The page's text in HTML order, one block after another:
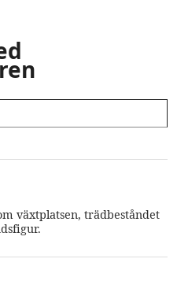
växtplatsen, trädbeståndet